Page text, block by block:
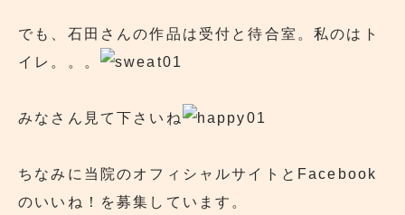
でも、石田さんの作品は受付と待合室。私のはト
イレ。。。
みなさん見て下さいね
ちなみに当院のオフィシャルサイトとFacebook
のいいね！を募集しています。